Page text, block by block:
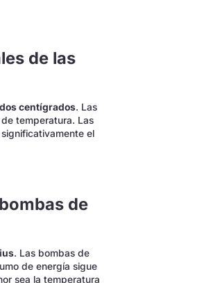
de las
centígrados. Las
temperatura. Las
el
de
. Las bombas de
de energía sigue
sea la temperatura